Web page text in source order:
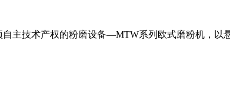
主技术产权的粉磨设备—MTW系列欧式磨粉机，以